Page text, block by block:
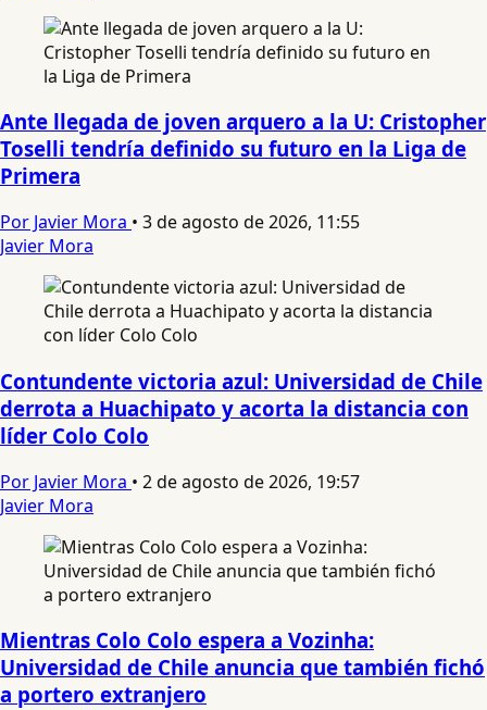
Ante llegada de joven arquero a la U: Cristopher
Toselli tendría definido su futuro en la Liga de
Primera
Por Javier Mora • 3 de agosto de 2026, 11:55
Javier Mora
Contundente victoria azul: Universidad de Chile
derrota a Huachipato y acorta la distancia con
líder Colo Colo
Por Javier Mora • 2 de agosto de 2026, 19:57
Javier Mora
Mientras Colo Colo espera a Vozinha:
Universidad de Chile anuncia que también fichó
a portero extranjero